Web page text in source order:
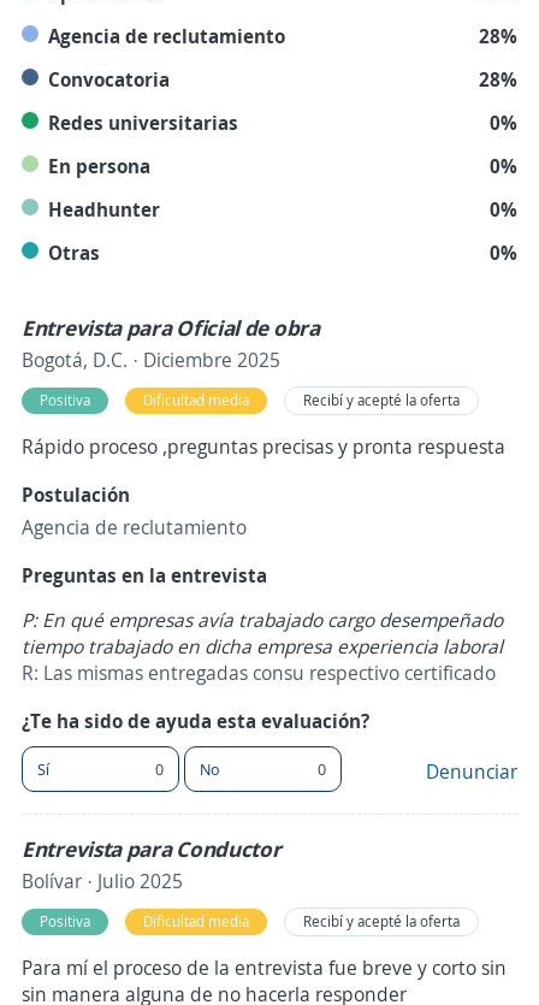
Agencia de reclutamiento
28%
Convocatoria
28%
Redes universitarias
0%
En persona
0%
Headhunter
0%
Otras
0%
Entrevista para Oficial de obra
Bogotá, D.C. · Diciembre 2025
Positiva Dificultad media Recibí y acepté la oferta
Rápido proceso ,preguntas precisas y pronta respuesta
Postulación
Agencia de reclutamiento
Preguntas en la entrevista
P: En qué empresas avía trabajado cargo desempeñado
tiempo trabajado en dicha empresa experiencia laboral
R: Las mismas entregadas consu respectivo certificado
¿Te ha sido de ayuda esta evaluación?
Sí 0 No 0 Denunciar
Entrevista para Conductor
Bolívar · Julio 2025
Positiva Dificultad media Recibí y acepté la oferta
Para mí el proceso de la entrevista fue breve y corto sin
sin manera alguna de no hacerla responder